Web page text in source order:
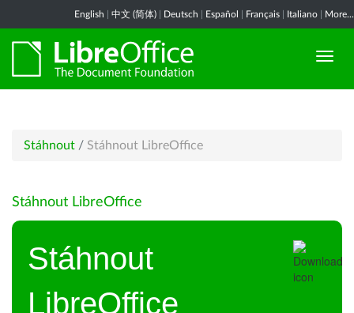
English 中文 (简体) Deutsch Español Français Italiano More...
Stáhnout / Stáhnout LibreOffice
Stáhnout LibreOffice
Stáhnout
LibreOffice